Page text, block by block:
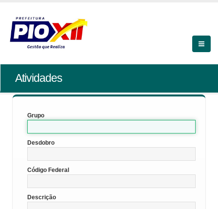
Atividades
Grupo
Desdobro
Código Federal
Descrição